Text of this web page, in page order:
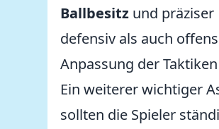
Ballbesitz und
defensiv als auch
Anpassung der
Ein weiterer wichtiger
sollten die Spieler